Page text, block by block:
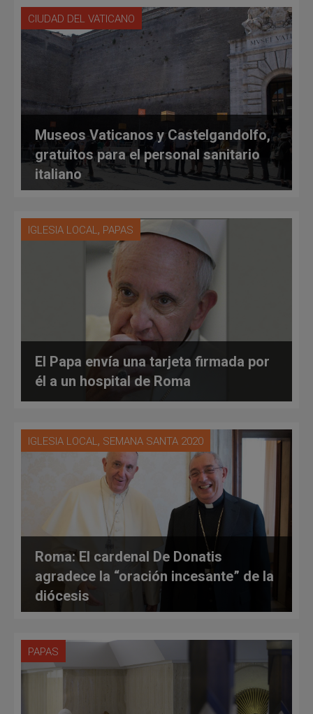
CIUDAD DEL VATICANO
Museos Vaticanos y Castelgandolfo,
gratuitos para el personal sanitario
italiano
IGLESIA LOCAL, PAPAS
El Papa envía una tarjeta firmada por
él a un hospital de Roma
IGLESIA LOCAL , SEMANA SANTA 2020
Roma: El cardenal De Donatis
agradece la “oración incesante” de la
diócesis
PAPAS